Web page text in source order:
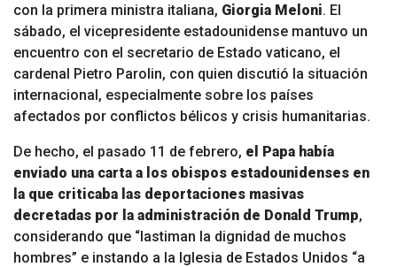
con la primera ministra italiana, Giorgia Meloni. El
sábado, el vicepresidente estadounidense mantuvo un
encuentro con el secretario de Estado vaticano, el
cardenal Pietro Parolin, con quien discutió la situación
internacional, especialmente sobre los países
afectados por conflictos bélicos y crisis humanitarias.
De hecho, el pasado 11 de febrero, el Papa había
enviado una carta a los obispos estadounidenses en
la que criticaba las deportaciones masivas
decretadas por la administración de Donald Trump,
considerando que “lastiman la dignidad de muchos
hombres” e instando a la Iglesia de Estados Unidos “a